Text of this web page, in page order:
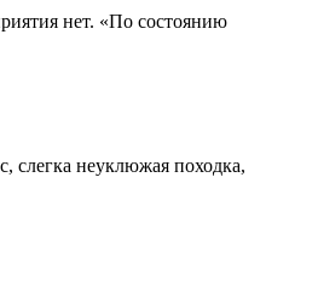
нет. «По состоянию
слегка неуклюжая походка,